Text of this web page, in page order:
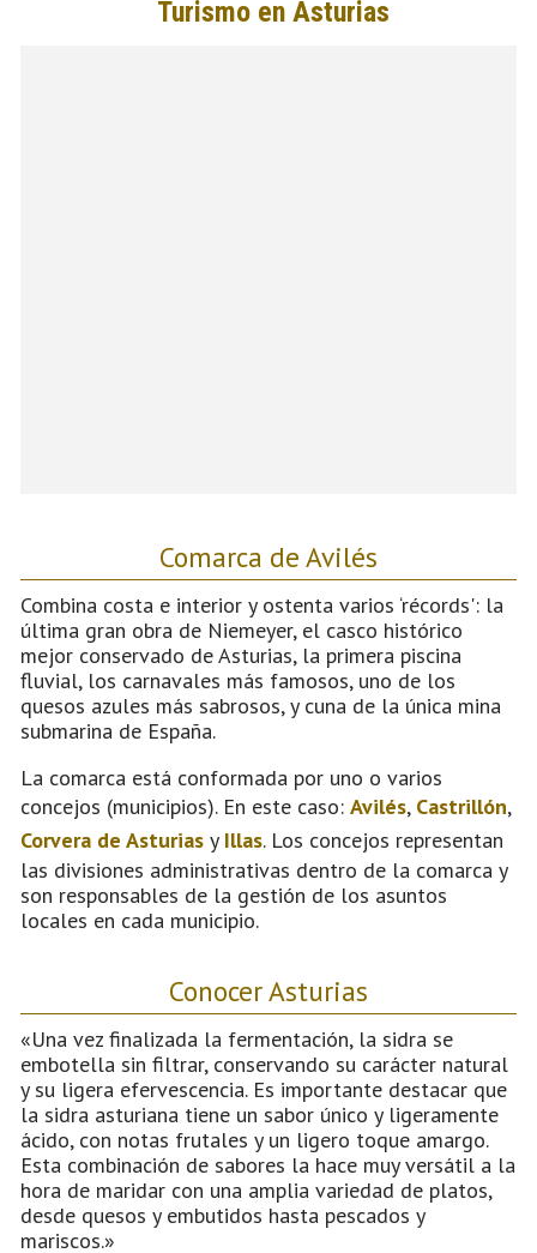
Comarca de Avilés
Combina costa e interior y ostenta varios ‘récords': la
última gran obra de Niemeyer, el casco histórico
mejor conservado de Asturias, la primera piscina
fluvial, los carnavales más famosos, uno de los
quesos azules más sabrosos, y cuna de la única mina
submarina de España.
La comarca está conformada por uno o varios
concejos (municipios). En este caso: Avilés, Castrillón,
Corvera de Asturias y Illas. Los concejos representan
las divisiones administrativas dentro de la comarca y
son responsables de la gestión de los asuntos
locales en cada municipio.
Conocer Asturias
«Una vez finalizada la fermentación, la sidra se
embotella sin filtrar, conservando su carácter natural
y su ligera efervescencia. Es importante destacar que
la sidra asturiana tiene un sabor único y ligeramente
ácido, con notas frutales y un ligero toque amargo.
Esta combinación de sabores la hace muy versátil a la
hora de maridar con una amplia variedad de platos,
desde quesos y embutidos hasta pescados y
mariscos.»